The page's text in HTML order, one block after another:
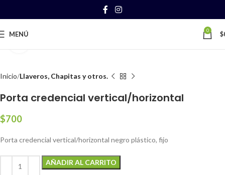
MENÚ 0 $
Inicio Llaveros, Chapitas y otros.
Porta credencial vertical/horizontal
$700
Porta credencial vertical/horizontal negro plástico, fijo
AÑADIR AL CARRITO